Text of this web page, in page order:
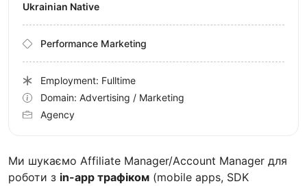
Ми шукаємо Affiliate Manager/Account Manager для
роботи з in-app трафіком (mobile apps, SDK
Ukrainian Native
Performance Marketing
Employment: Fulltime
Domain: Advertising / Marketing
Agency